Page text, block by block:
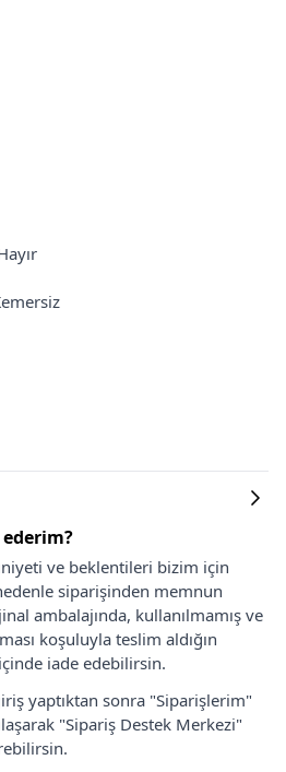
ve beklentileri bizim için
siparişinden memnun
ambalajında, kullanılmamış ve
koşuluyla teslim aldığın
iade edebilirsin.
yaptıktan sonra "Siparişlerim"
"Sipariş Destek Merkezi"